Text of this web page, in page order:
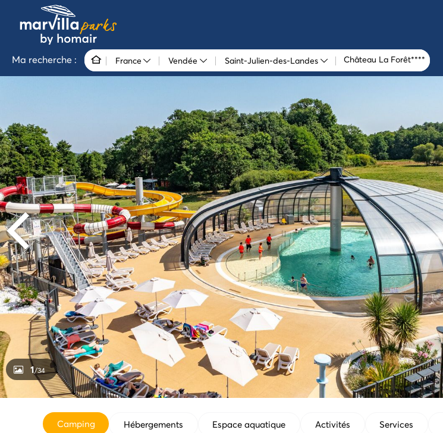
Ma recherche : France Vendée Saint-Julien-des-Landes Château La Forêt****
1/34
Camping Hébergements Espace aquatique Activités Services